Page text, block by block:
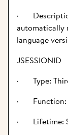
·
automatically
language
JSESSIONID
·       Type:
·
·